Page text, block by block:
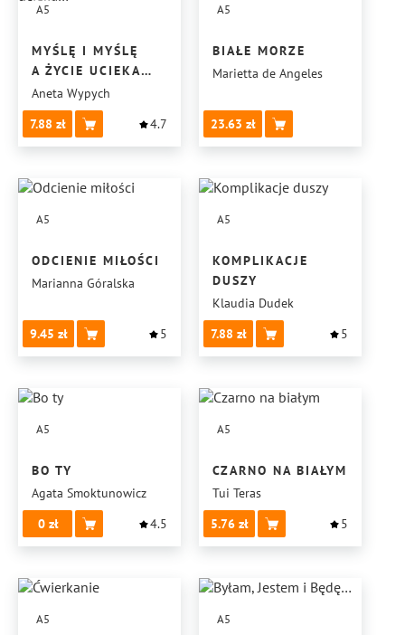
A5
MYŚLĘ I MYŚLĘ
A ŻYCIE UCIEKA…
Aneta Wypych
7.88
4.7
A5
BIAŁE MORZE
Marietta de Angeles
23.63
A5
ODCIENIE MIŁOŚCI
Marianna Góralska
9.45 5
A5
KOMPLIKACJE
DUSZY
Klaudia Dudek
7.88
5
A5
BO TY
Agata Smoktunowicz
0
4.5
A5
CZARNO NA BIAŁYM
Tui Teras
5.76
5
A5 A5